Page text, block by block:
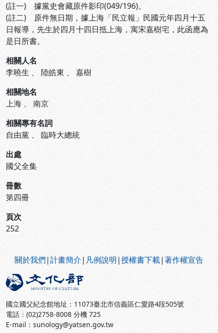
(註一) 據黨史會藏原件影印(049/196)。
(註二) 原件無日期，據上海「民立報」民國元年四月十五
日報導，先生於四月十四日抵上海，寓宋嘉樹宅，此函應為
是日所書。
相關人名
李曉生 、 陸皓東 、 嘉樹
相關地名
上海 、 南京
相關專有名詞
自由黨 、 臨時大總統
出處
國父全集
冊數
第四冊
頁次
252
關於我們|計畫簡介| 凡例說明|授權書下載|著作權宣告
國立國父紀念館地址：11073臺北市信義區仁愛路4段505號
電話：(02)2758-8008 分機 725
E-mail：sunology@yatsen.gov.tw